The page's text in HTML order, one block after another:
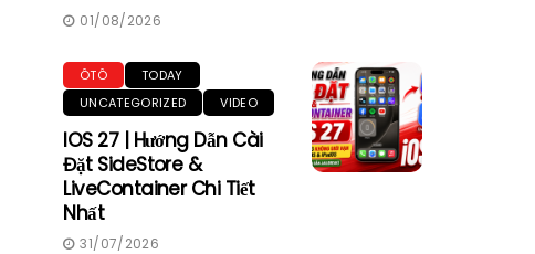
01/08/2026
ÔTÔ
TODAY
UNCATEGORIZED
VIDEO
IOS 27 | Hướng Dẫn Cài
Đặt SideStore &
LiveContainer Chi Tiết
Nhất
31/07/2026